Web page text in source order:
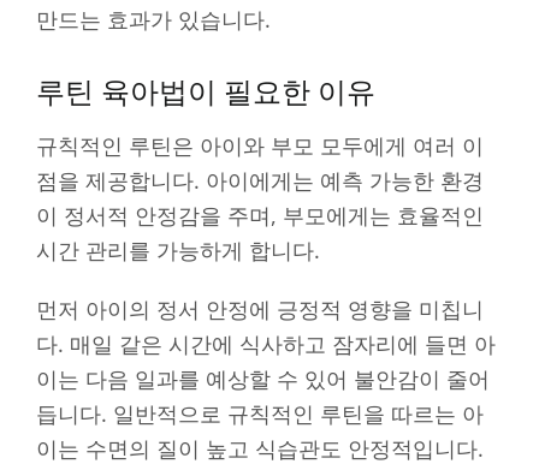
만드는 효과가 있습니다.
루틴 육아법이 필요한 이유
규칙적인 루틴은 아이와 부모 모두에게 여러 이
점을 제공합니다. 아이에게는 예측 가능한 환경
이 정서적 안정감을 주며, 부모에게는 효율적인
시간 관리를 가능하게 합니다.
먼저 아이의 정서 안정에 긍정적 영향을 미칩니
다. 매일 같은 시간에 식사하고 잠자리에 들면 아
이는 다음 일과를 예상할 수 있어 불안감이 줄어
듭니다. 일반적으로 규칙적인 루틴을 따르는 아
이는 수면의 질이 높고 식습관도 안정적입니다.